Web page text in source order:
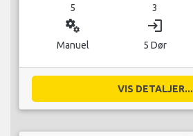
5 3
miscellaneous_services
Manuel
login
5 Dør
VIS DETALJER...